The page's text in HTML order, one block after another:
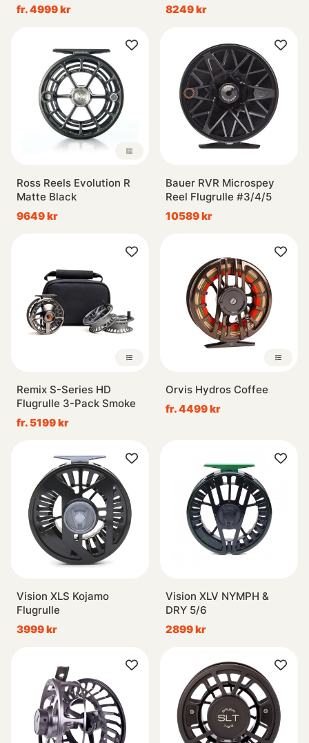
fr. 4999 kr
8249 kr
Ross Reels Evolution R
Matte Black
9649 kr
Bauer RVR Microspey
Reel Flugrulle #3/4/5
10589 kr
Remix S-Series HD
Flugrulle 3-Pack Smoke
fr. 5199 kr
Orvis Hydros Coffee
fr. 4499 kr
Vision XLS Kojamo
Flugrulle
3999 kr
Vision XLV NYMPH &
DRY 5/6
2899 kr